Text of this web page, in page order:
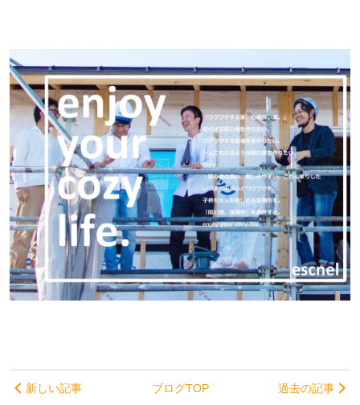
新しい記事 ブログTOP 過去の記事